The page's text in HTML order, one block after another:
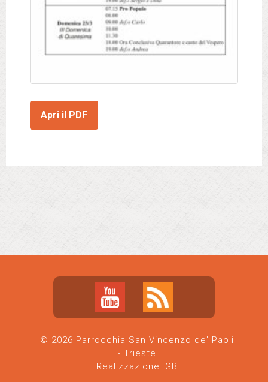
Apri il PDF
© 2026 Parrocchia San Vincenzo de' Paoli
- Trieste
Realizzazione: GB